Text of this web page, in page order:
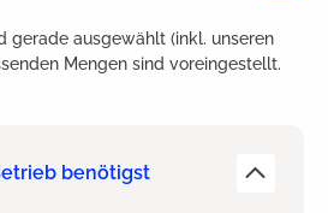
gerade ausgewählt (inkl. unseren
Mengen sind voreingestellt.
benötigst